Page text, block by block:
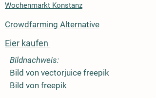
Wochenmarkt Konstanz
Crowdfarming Alternative
Eier kaufen
Bildnachweis:
Bild von vectorjuice freepik
Bild von freepik